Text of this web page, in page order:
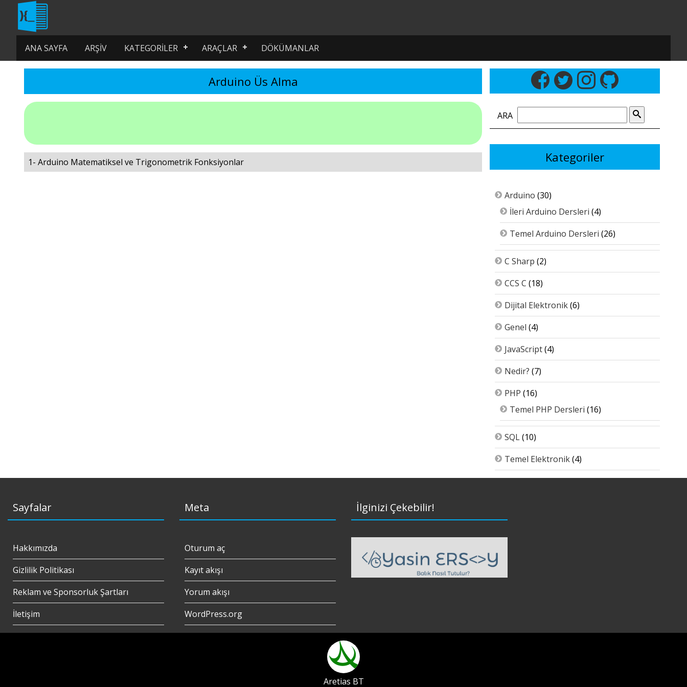
ANA SAYFA ARŞIV KATEGORILER ARAÇLAR DÖKÜMANLAR
Arduino Üs Alma
1- Arduino Matematiksel ve Trigonometrik Fonksiyonlar
ARA
Kategoriler
Arduino (30)
İleri Arduino Dersleri (4)
Temel Arduino Dersleri (26)
C Sharp (2)
CCS C (18)
Dijital Elektronik(6)
Genel (4)
JavaScript(4)
Nedir? (7)
PHP (16)
Temel PHP Dersleri (16)
SQL(10)
Temel Elektronik(4)
Sayfalar
Hakkımızda
Gizlilik Politikası
Reklam ve Sponsorluk Şartları
İletişim
Meta
Oturum aç
Kayıt akışı
Yorum akışı
WordPress.org
İlginizi Çekebilir!
Aretias BT